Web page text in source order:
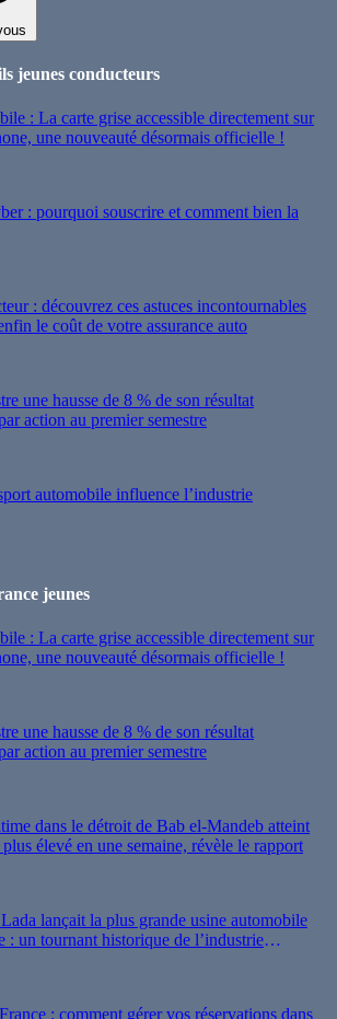
jeunes conducteurs
: La carte grise accessible directement sur
une nouveauté désormais officielle !
: pourquoi souscrire et comment bien la
: découvrez ces astuces incontournables
le coût de votre assurance auto
une hausse de 8 % de son résultat
action au premier semestre
automobile influence l’industrie
jeunes
: La carte grise accessible directement sur
une nouveauté désormais officielle !
une hausse de 8 % de son résultat
action au premier semestre
dans le détroit de Bab el-Mandeb atteint
élevé en une semaine, révèle le rapport
lançait la plus grande usine automobile
: un tournant historique de l’industrie
: comment gérer vos réservations dans